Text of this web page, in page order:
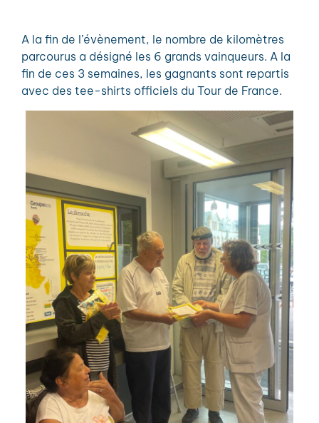
A la fin de l’évènement, le nombre de kilomètres
parcourus a désigné les 6 grands vainqueurs. A la
fin de ces 3 semaines, les gagnants sont repartis
avec des tee-shirts officiels du Tour de France.